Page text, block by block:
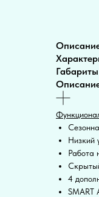
Габариты
Низкий
Работа
4
SMART